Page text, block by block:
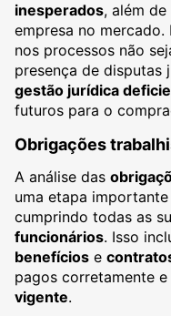
inesperados, além
empresa no
nos processos não
presença de disputas
gestão jurídica
futuros para o
Obrigações
A análise das
uma etapa
cumprindo todas as
funcionários. Isso
benefícios e
pagos corretamente
vigente.